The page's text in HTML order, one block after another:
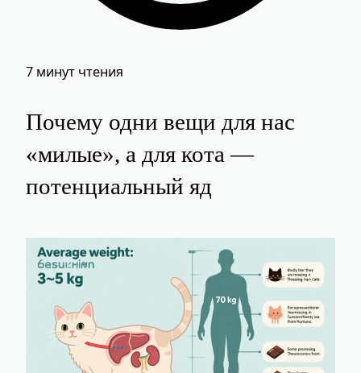
7 минут чтения
Почему одни вещи для нас
«милые», а для кота —
потенциальный яд